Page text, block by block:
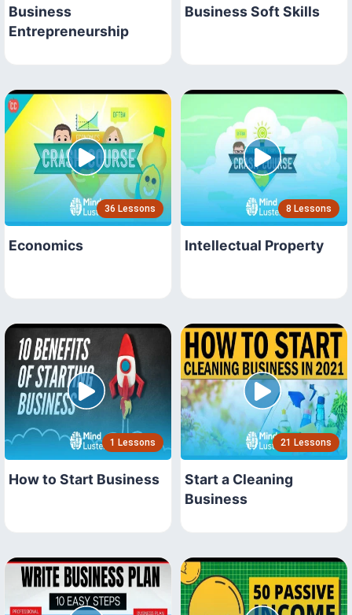
Business
Entrepreneurship
Business Soft Skills
36 Lessons
Economics
8 Lessons
Intellectual Property
1 Lessons
How to Start Business
21 Lessons
Start a Cleaning
Business